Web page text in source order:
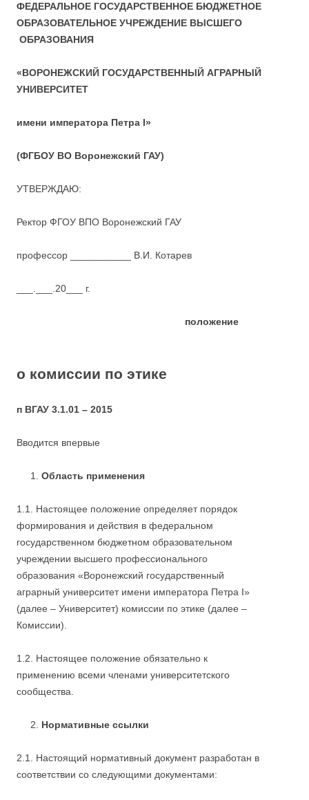
ФЕДЕРАЛЬНОЕ ГОСУДАРСТВЕННОЕ БЮДЖЕТНОЕ
ОБРАЗОВАТЕЛЬНОЕ УЧРЕЖДЕНИЕ ВЫСШЕГО
ОБРАЗОВАНИЯ
«ВОРОНЕЖСКИЙ ГОСУДАРСТВЕННЫЙ АГРАРНЫЙ
УНИВЕРСИТЕТ
имени императора Петра I»
(ФГБОУ ВО Воронежский ГАУ)
УТВЕРЖДАЮ:
Ректор ФГОУ ВПО Воронежский ГАУ
профессор ___________ В.И. Котарев
___.___.20___ г.
положение
о комиссии по этике
п ВГАУ 3.1.01 – 2015
Вводится впервые
Область применения
1.1. Настоящее положение определяет порядок
формирования и действия в федеральном
государственном бюджетном образовательном
учреждении высшего профессионального
образования «Воронежский государственный
аграрный университет имени императора Петра I»
(далее – Университет) комиссии по этике (далее –
Комиссии).
1.2. Настоящее положение обязательно к
применению всеми членами университетского
сообщества.
Нормативные ссылки
2.1. Настоящий нормативный документ разработан в
соответствии со следующими документами: